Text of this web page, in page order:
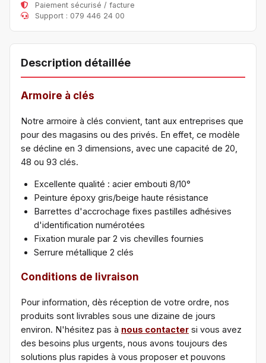
Paiement sécurisé / facture
Support : 079 446 24 00
Description détaillée
Armoire à clés
Notre armoire à clés convient, tant aux entreprises que
pour des magasins ou des privés. En effet, ce modèle
se décline en 3 dimensions, avec une capacité de 20,
48 ou 93 clés.
Excellente qualité : acier embouti 8/10°
Peinture époxy gris/beige haute résistance
Barrettes d'accrochage fixes pastilles adhésives
d'identification numérotées
Fixation murale par 2 vis chevilles fournies
Serrure métallique 2 clés
Conditions de livraison
Pour information, dès réception de votre ordre, nos
produits sont livrables sous une dizaine de jours
environ. N'hésitez pas à nous contacter si vous avez
des besoins plus urgents, nous avons toujours des
solutions plus rapides à vous proposer et pouvons